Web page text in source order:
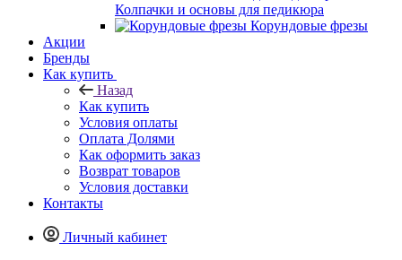
Колпачки и основы для педикюра
Корундовые фрезы
Акции
Бренды
Как купить
Назад
Как купить
Условия оплаты
Оплата Долями
Как оформить заказ
Возврат товаров
Условия доставки
Контакты
Личный кабинет